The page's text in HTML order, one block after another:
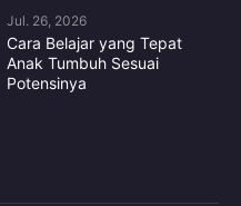
Jul. 26, 2026
Cara Belajar yang Tepat
Anak Tumbuh Sesuai
Potensinya